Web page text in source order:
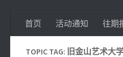
首页 活动通知 往期
TOPIC TAG: 旧金山艺术大